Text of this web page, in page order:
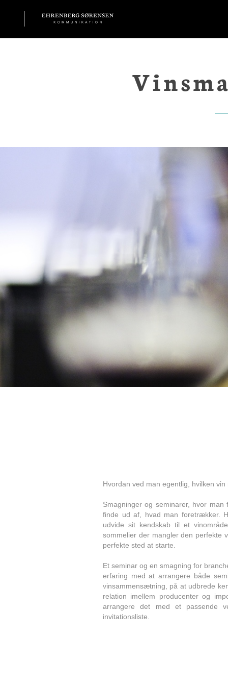
Hvordan ved man egentlig, hvilken
Smagninger og seminarer, hvor
finde ud af, hvad man foretrækker.
udvide sit kendskab til et
sommelier der mangler den perfekte
perfekte sted at starte.
Et seminar og en smagning for
erfaring med at arrangere både
vinsammensætning, på at udbrede
relation imellem producenter og
arrangere det med et passende
invitationsliste.